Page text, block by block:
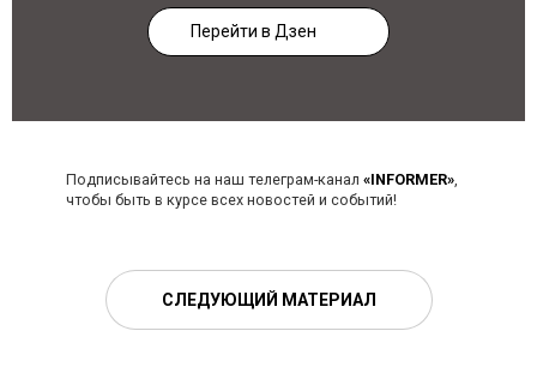
Перейти в Дзен
Подписывайтесь на наш телеграм-канал «INFORMER»,
чтобы быть в курсе всех новостей и событий!
СЛЕДУЮЩИЙ МАТЕРИАЛ